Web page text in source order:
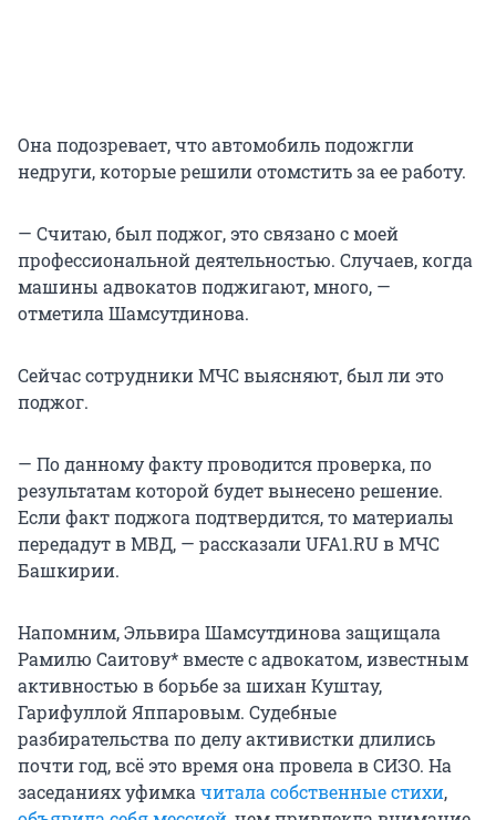
Она подозревает, что автомобиль подожгли
недруги, которые решили отомстить за ее работу.
— Считаю, был поджог, это связано с моей
профессиональной деятельностью. Случаев, когда
машины адвокатов поджигают, много, —
отметила Шамсутдинова.
Сейчас сотрудники МЧС выясняют, был ли это
поджог.
— По данному факту проводится проверка, по
результатам которой будет вынесено решение.
Если факт поджога подтвердится, то материалы
передадут в МВД, — рассказали UFA1.RU в МЧС
Башкирии.
Напомним, Эльвира Шамсутдинова защищала
Рамилю Саитову* вместе с адвокатом, известным
активностью в борьбе за шихан Куштау,
Гарифуллой Яппаровым. Судебные
разбирательства по делу активистки длились
почти год, всё это время она провела в СИЗО. На
заседаниях уфимка читала собственные стихи,